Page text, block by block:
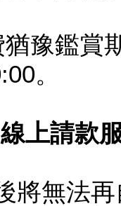
豫鑑賞
。
上請款
將無法